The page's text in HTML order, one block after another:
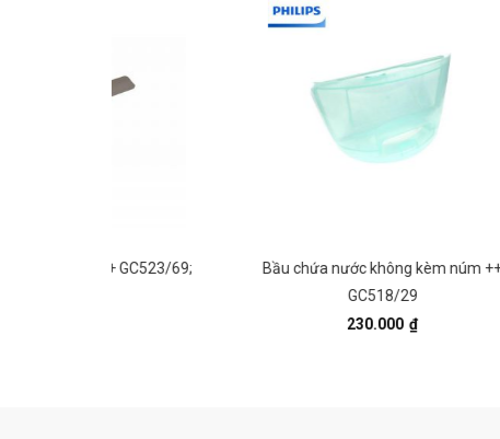
Bầu chứa nước không kèm núm ++